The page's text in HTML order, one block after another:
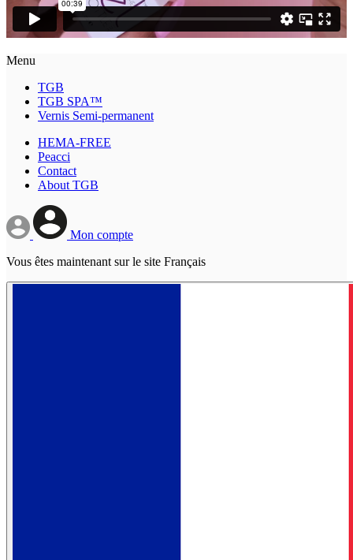
Menu
TGB
TGB SPA™
Vernis Semi-permanent
HEMA-FREE
Peacci
Contact
About TGB
Mon compte
Vous êtes maintenant sur le site Français